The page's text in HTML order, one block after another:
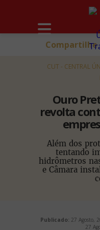
CUT - CENTRAL
Ouro
revolta
Além dos
tentando
hidrômetros
e Câmara
Compartilhe
Publicado: 27 Agosto,
27